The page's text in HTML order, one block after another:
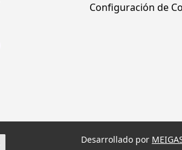
Configuración de
Desarrollado por